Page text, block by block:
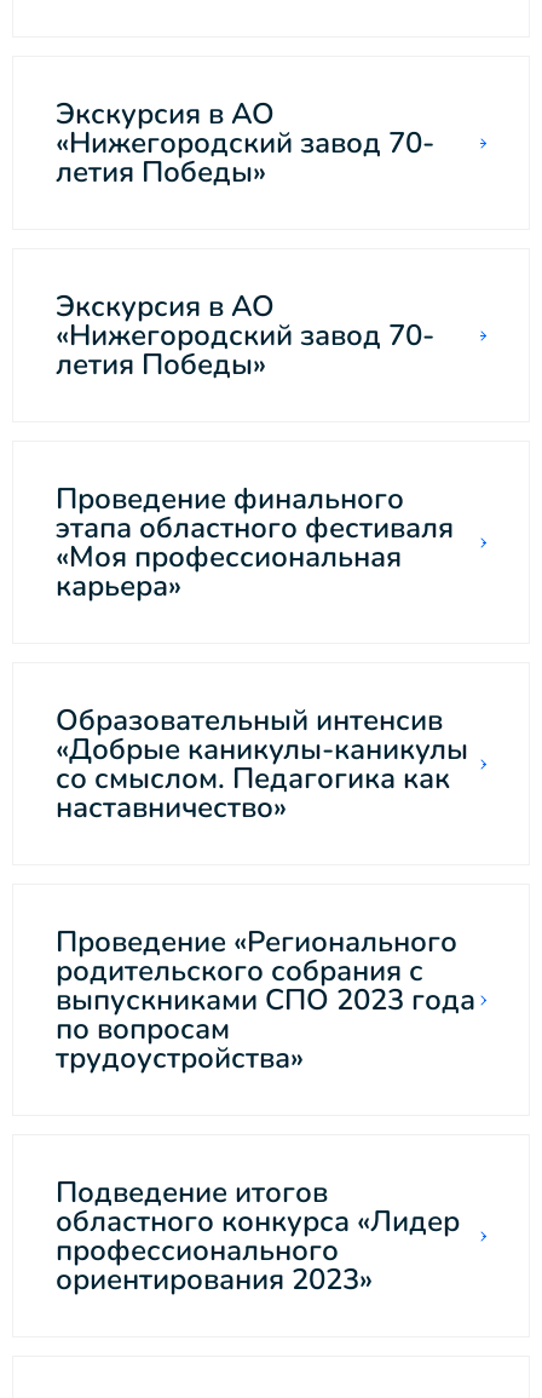
Экскурсия в АО
«Нижегородский завод 70-
летия Победы»
Экскурсия в АО
«Нижегородский завод 70-
летия Победы»
Проведение финального
этапа областного фестиваля
«Моя профессиональная
карьера»
Образовательный интенсив
«Добрые каникулы-каникулы
со смыслом. Педагогика как
наставничество»
Проведение «Регионального
родительского собрания с
выпускниками СПО 2023 года
по вопросам
трудоустройства»
Подведение итогов
областного конкурса «Лидер
профессионального
ориентирования 2023»